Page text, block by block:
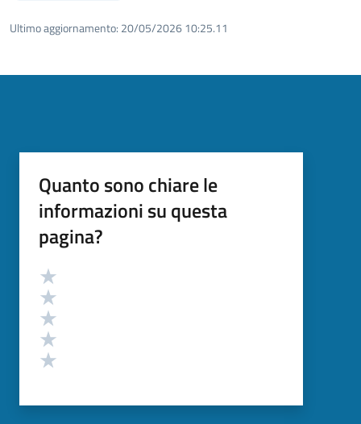
Ultimo aggiornamento: 20/05/2026 10:25.11
Quanto sono chiare le
informazioni su questa
pagina?
Valutazione